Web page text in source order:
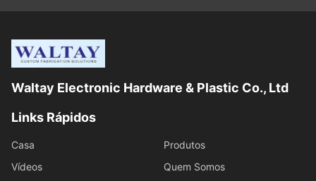
Waltay Electronic Hardware & Plastic Co., Ltd
Links Rápidos
Casa
Produtos
Vídeos
Quem Somos